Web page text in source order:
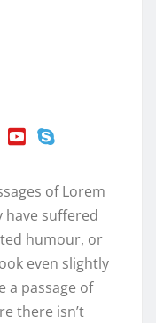
of Lorem
have suffered
humour, or
even slightly
a passage of
there isn’t